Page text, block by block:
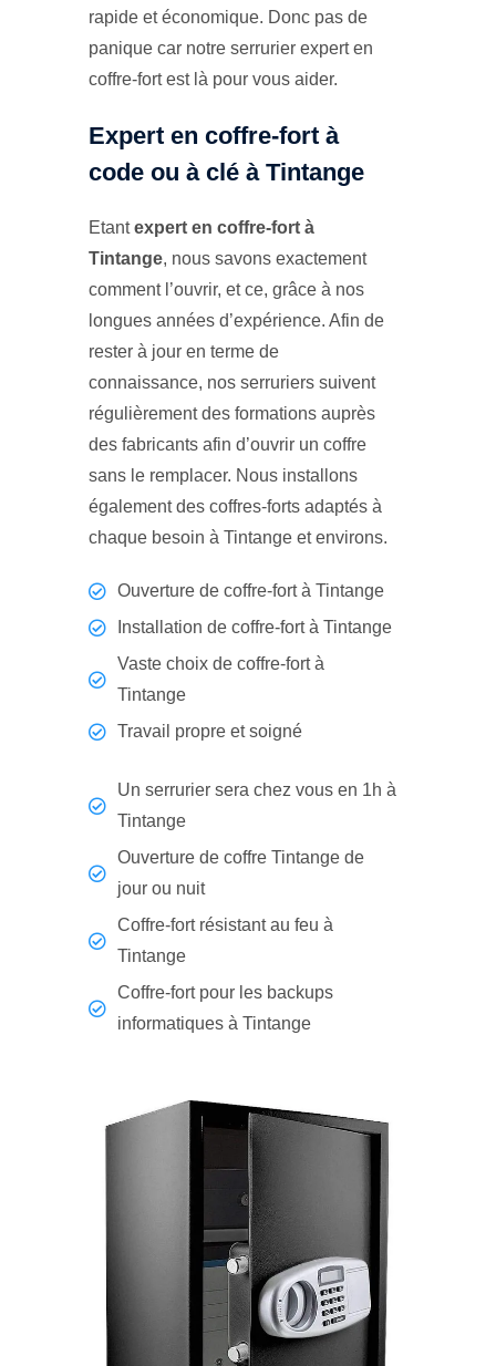
rapide et économique. Donc pas de
panique car notre serrurier expert en
coffre-fort est là pour vous aider.
Expert en coffre-fort à
code ou à clé à Tintange
Etantexpert en coffre-fort à
Tintange, nous savons exactement
comment l’ouvrir, et ce, grâce à nos
longues années d’expérience. Afin de
rester à jour en terme de
connaissance, nos serruriers suivent
régulièrement des formations auprès
des fabricants afin d’ouvrir un coffre
sans le remplacer. Nous installons
également des coffres-forts adaptés à
chaque besoin à Tintange et environs.
Ouverture de coffre-fort à Tintange
Installation de coffre-fort à Tintange
Vaste choix de coffre-fort à
Tintange
Travail propre et soigné
Un serrurier sera chez vous en 1h à
Tintange
Ouverture de coffre Tintange de
jour ou nuit
Coffre-fort résistant au feu à
Tintange
Coffre-fort pour les backups
informatiques à Tintange